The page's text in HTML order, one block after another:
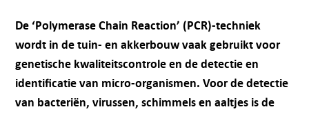
De ‘Polymerase Chain Reaction’ (PCR)-techniek
wordt in de tuin- en akkerbouw vaak gebruikt voor
genetische kwaliteitscontrole en de detectie en
identificatie van micro-organismen. Voor de detectie
van bacteriën, virussen, schimmels en aaltjes is de